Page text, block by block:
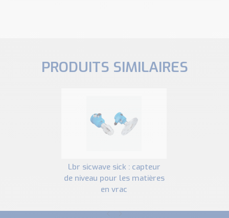
PRODUITS SIMILAIRES
lbr sicwave sick : capteur
de niveau pour les matières
en vrac